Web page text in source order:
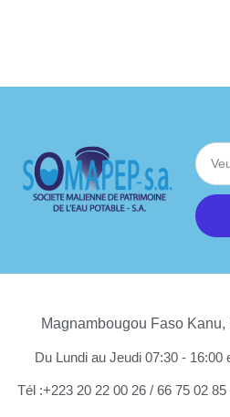
Magnambougou Faso
Du Lundi au Jeudi 07:30 - 16:00
Tél :+223 20 22 00 26 / 66 75 02